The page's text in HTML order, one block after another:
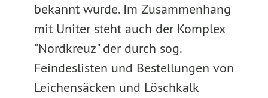
bekannt wurde. Im Zusammenhang
mit Uniter steht auch der Komplex
"Nordkreuz" der durch sog.
Feindeslisten und Bestellungen von
Leichensäcken und Löschkalk